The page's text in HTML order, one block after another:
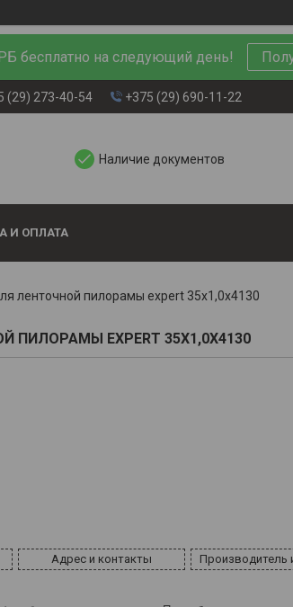
бесплатно на следующий день!
(29) 273-40-54 +375 (29) 690-11-22
Наличие документов
И ОПЛАТА
ленточной пилорамы expert 35х1,0х4130
ПИЛОРАМЫ EXPERT 35Х1,0Х4130
Адрес и контакты Производитель